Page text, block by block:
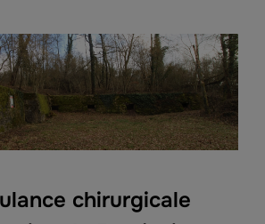
chirurgicale